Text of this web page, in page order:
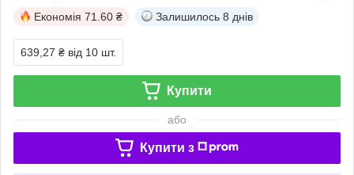
Економія 71.60 ₴ Залишилось 8 днів
639,27 ₴ від 10 шт.
Купити
або
Купити з